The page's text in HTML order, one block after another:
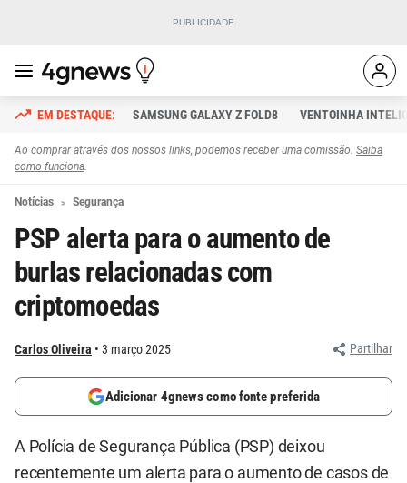
SAMSUNG GALAXY Z FOLD8 VENTOINHA
Ao comprar através dos nossos links, podemos receber uma comissão. Saiba
como funciona.
Notícias Segurança
PSP alerta para o aumento de
burlas relacionadas com
criptomoedas
Carlos Oliveira 3 março 2025 Partilhar
Adicionar 4gnews como fonte preferida
A Polícia de Segurança Pública (PSP) deixou
recentemente um alerta para o aumento de casos de